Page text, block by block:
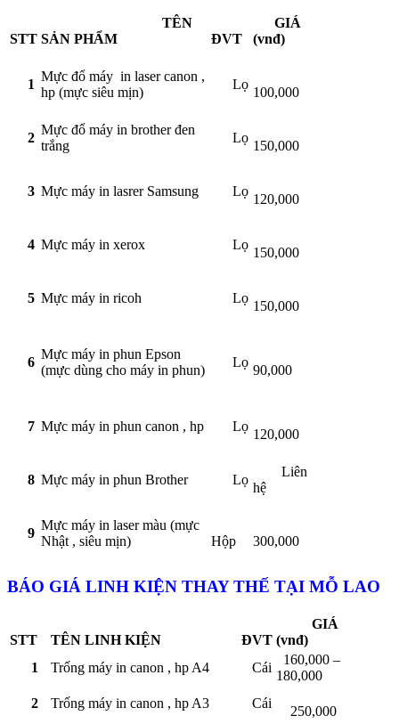
STT
TÊN
SẢN PHẨM
ĐVT
GIÁ
(vnđ)
1
Mực đổ máy in laser canon ,
hp (mực siêu mịn)
Lọ
100,000
2
Mực đổ máy in brother đen
trắng
Lọ
150,000
3 Mực máy in lasrer Samsung Lọ
120,000
4 Mực máy in xerox Lọ
150,000
5 Mực máy in ricoh Lọ
150,000
6
Mực máy in phun Epson
(mực dùng cho máy in phun)
Lọ
90,000
7 Mực máy in phun canon , hp Lọ
120,000
8 Mực máy in phun Brother Lọ
Liên
hệ
9
Mực máy in laser màu (mực
Nhật , siêu mịn)
Hộp 300,000
BÁO GIÁ LINH KIỆN THAY THẾ TẠI MỖ LAO
STT TÊN LINH KIỆN ĐVT
GIÁ
(vnđ)
1
Trống máy in canon , hp A4 Cái
160,000 –
180,000
2
Trống máy in canon , hp A3 Cái
250,000